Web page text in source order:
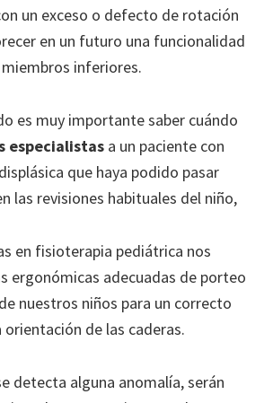
un exceso o defecto de rotación
en un futuro una funcionalidad
inferiores.
es muy importante saber cuándo
especialistas a un paciente con
que haya podido pasar
las revisiones habituales del niño,
en fisioterapia pediátrica nos
ergonómicas adecuadas de porteo
nuestros niños para un correcto
de las caderas.
detecta alguna anomalía, serán